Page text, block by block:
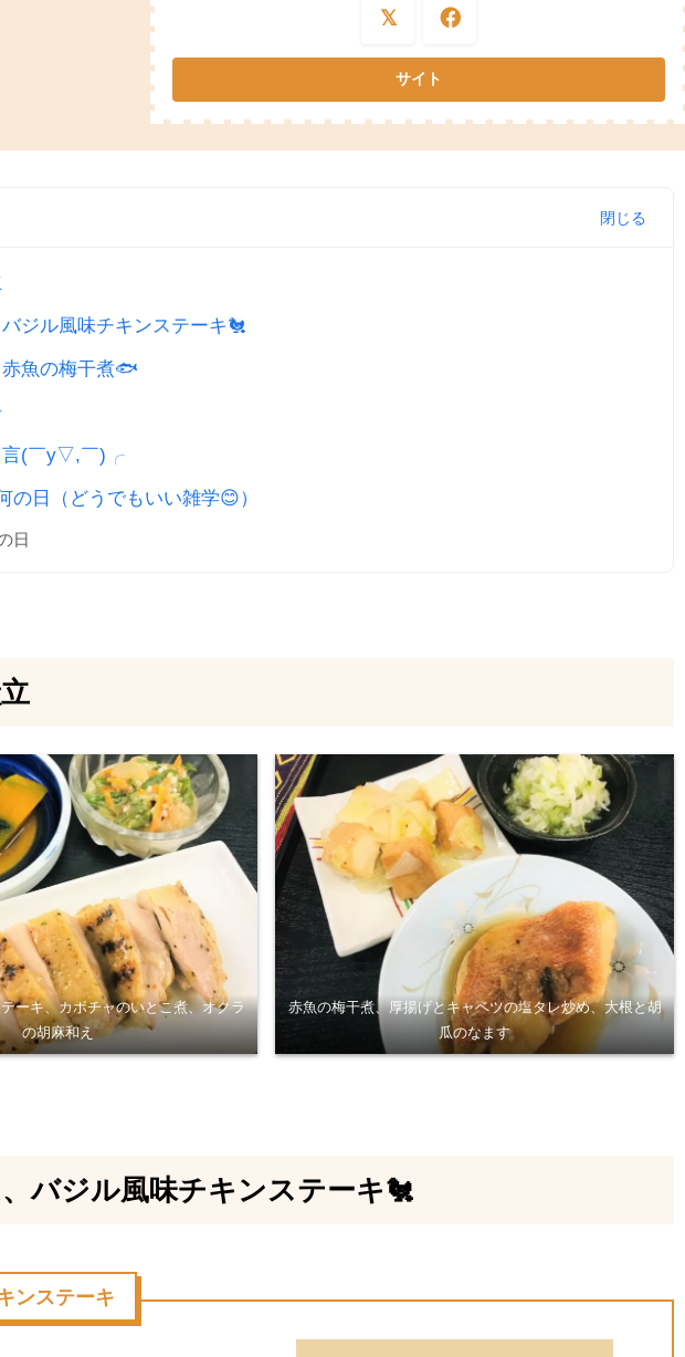
ジル風味チキンステーキ🐔
魚の梅干煮🐟
言(￣y▽,￣)╭
の日（どうでもいい雑学😊）
日
ーキ、カボチャのいとこ煮、オクラ
の胡麻和え
赤魚の梅干煮、厚揚げとキャベツの塩タレ炒め、大根と胡
瓜のなます
バジル風味チキンステーキ🐔
ンステーキ